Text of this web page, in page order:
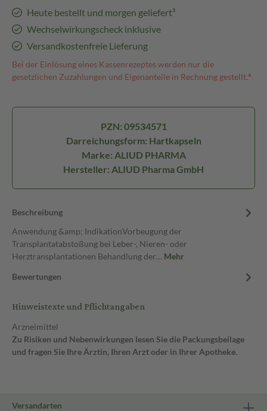
Heute bestellt und morgen geliefert³
Wechselwirkungscheck inklusive
Versandkostenfreie Lieferung
Bei der Einlösung eines Kassenrezeptes werden nur die
gesetzlichen Zuzahlungen und Eigenanteile in Rechnung gestellt.⁴
PZN: 09534571
Darreichungsform: Hartkapseln
Marke: ALIUD PHARMA
Hersteller: ALIUD Pharma GmbH
Beschreibung
Anwendung &amp; IndikationVorbeugung der
Transplantatabstoßung bei Leber-, Nieren- oder
Herztransplantationen Behandlung der… Mehr
Bewertungen
Hinweistexte und Pflichtangaben
Arzneimittel
Zu Risiken und Nebenwirkungen lesen Sie die Packungsbeilage
und fragen Sie Ihre Ärztin, Ihren Arzt oder in Ihrer Apotheke.
Versandarten